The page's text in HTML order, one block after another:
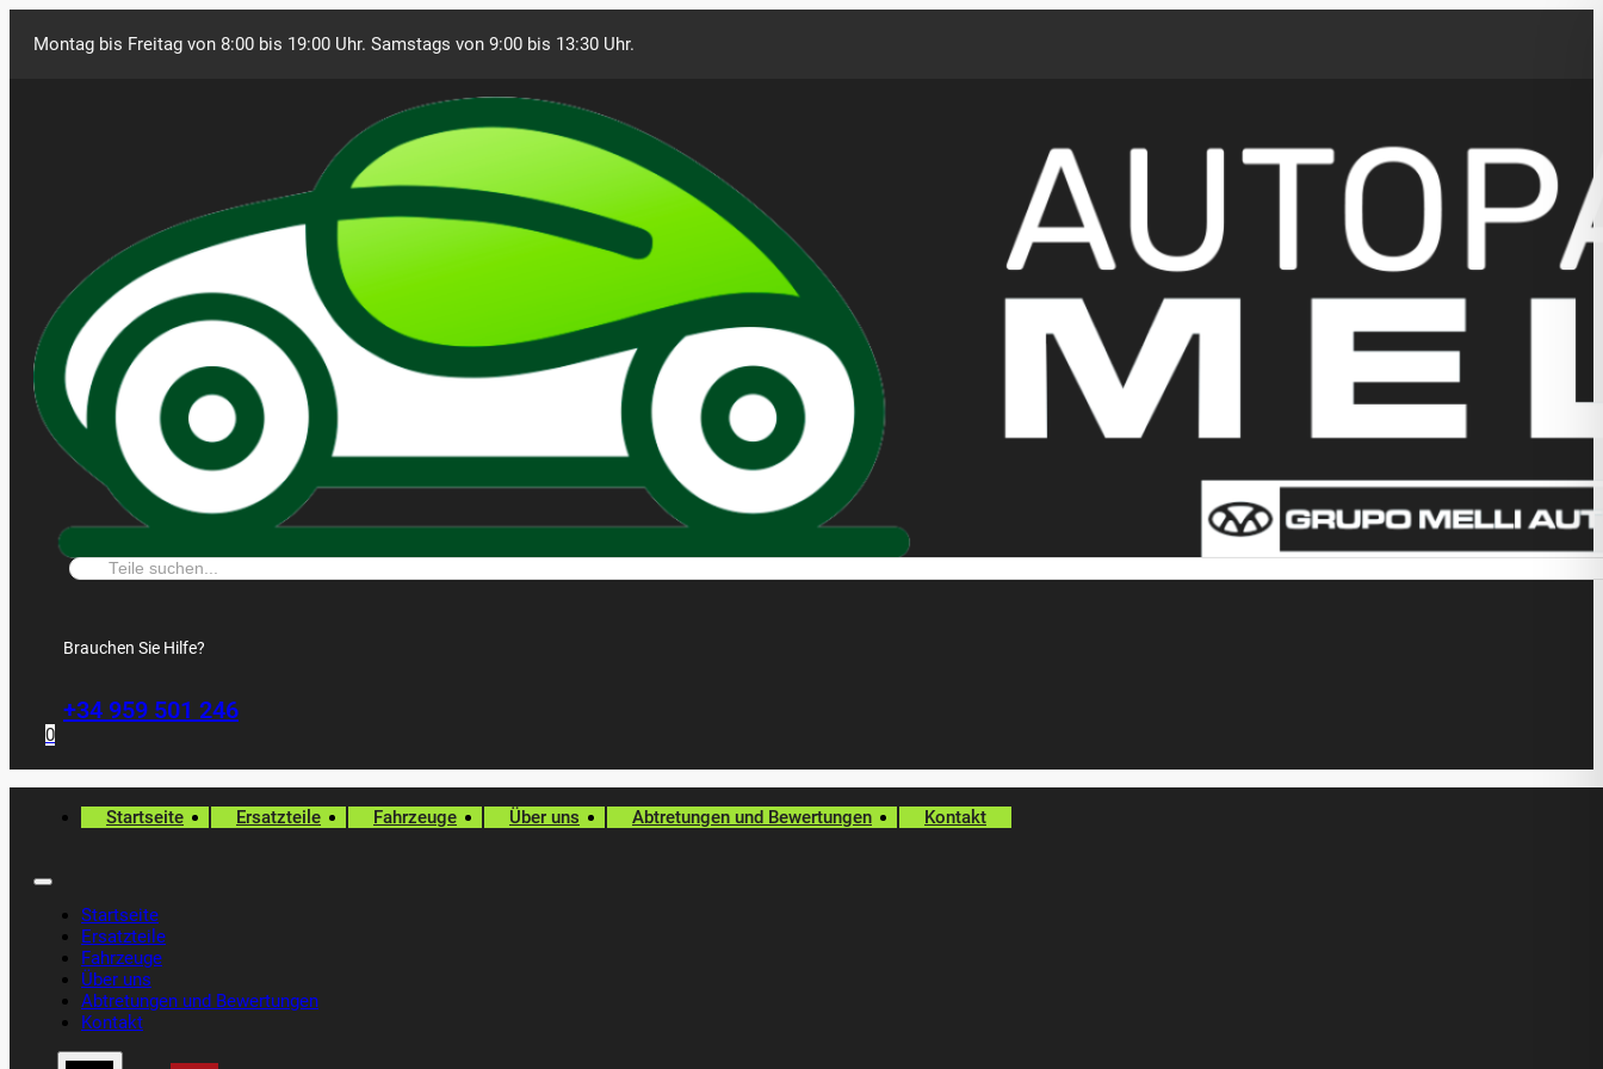
Montag bis Freitag von 8:00 bis 19:00 Uhr. Samstags von 9:00 bis 13:30 Uhr.
Suche:
Brauchen Sie Hilfe?
+34 959 501 246
0
Startseite Ersatzteile Fahrzeuge Über uns Abtretungen und Bewertungen Kontakt
Startseite
Ersatzteile
Fahrzeuge
Über uns
Abtretungen und Bewertungen
Kontakt